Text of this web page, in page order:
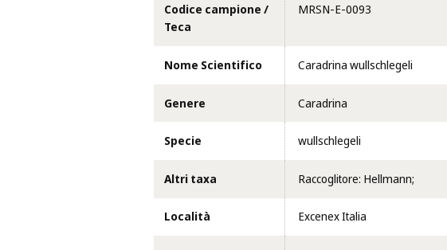
Codice campione /
Teca
MRSN-E-0093
Nome Scientifico Caradrina wullschlegeli
Genere Caradrina
Specie wullschlegeli
Altri taxa Raccoglitore: Hellmann;
Località Excenex Italia